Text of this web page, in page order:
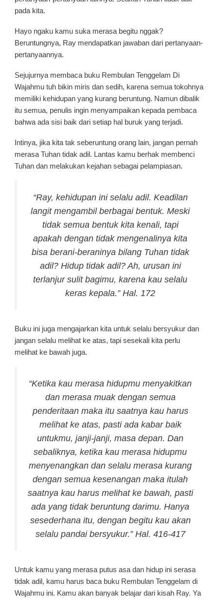
pada kita.
Hayo ngaku kamu suka merasa begitu nggak?
Beruntungnya, Ray mendapatkan jawaban dari pertanyaan-
pertanyaannya.
Sejujurnya membaca buku Rembulan Tenggelam Di
Wajahmu tuh bikin miris dan sedih, karena semua tokohnya
memiliki kehidupan yang kurang beruntung. Namun dibalik
itu semua, penulis ingin menyampaikan kepada pembaca
bahwa ada sisi baik dari setiap hal buruk yang terjadi.
Intinya, jika kita tak seberuntung orang lain, jangan pernah
merasa Tuhan tidak adil. Lantas kamu berhak membenci
Tuhan dan melakukan kejahan sebagai pelampiasan.
“Ray, kehidupan ini selalu adil. Keadilan
langit mengambil berbagai bentuk. Meski
tidak semua bentuk kita kenali, tapi
apakah dengan tidak mengenalinya kita
bisa berani-beraninya bilang Tuhan tidak
adil? Hidup tidak adil? Ah, urusan ini
terlanjur sulit bagimu, karena kau selalu
keras kepala.” Hal. 172
Buku ini juga mengajarkan kita untuk selalu bersyukur dan
jangan selalu melihat ke atas, tapi sesekali kita perlu
melihat ke bawah juga.
“Ketika kau merasa hidupmu menyakitkan
dan merasa muak dengan semua
penderitaan maka itu saatnya kau harus
melihat ke atas, pasti ada kabar baik
untukmu, janji-janji, masa depan. Dan
sebaliknya, ketika kau merasa hidupmu
menyenangkan dan selalu merasa kurang
dengan semua kesenangan maka itulah
saatnya kau harus melihat ke bawah, pasti
ada yang tidak beruntung darimu. Hanya
sesederhana itu, dengan begitu kau akan
selalu pandai bersyukur.” Hal. 416-417
Untuk kamu yang merasa putus asa dan hidup ini serasa
tidak adil, kamu harus baca buku Rembulan Tenggelam di
Wajahmu ini. Kamu akan banyak belajar dari kisah Ray. Ya